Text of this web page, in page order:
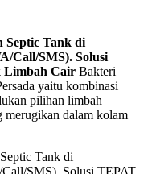
Septic Tank di
Call/SMS). Solusi
Limbah Cair Bakteri
yaitu kombinasi
pilihan limbah
merugikan dalam kolam